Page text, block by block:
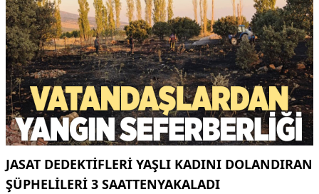
JASAT DEDEKTIFLERI YAŞLI KADINI DOLANDIRAN
ŞÜPHELILERI 3 SAATTENYAKALADI